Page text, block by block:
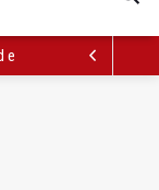
el 12 de agosto por el